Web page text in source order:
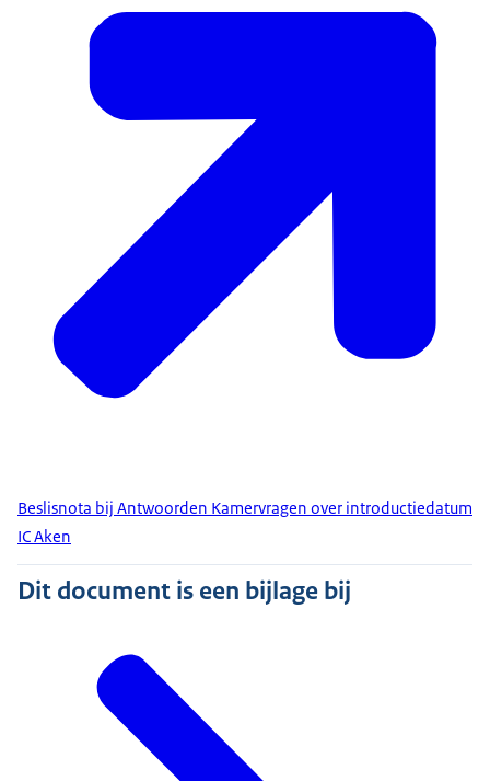
Beslisnota bij Antwoorden Kamervragen over introductiedatum
IC Aken
Dit document is een bijlage bij